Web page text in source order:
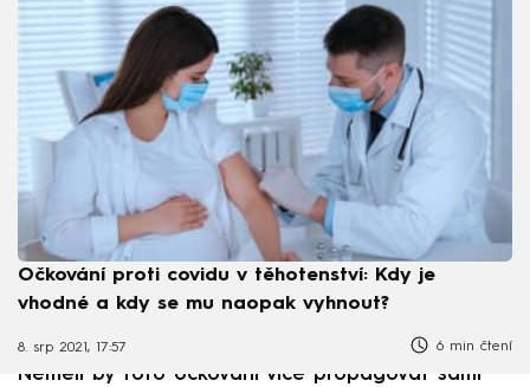
Očkování proti covidu v těhotenství: Kdy je
vhodné a kdy se mu naopak vyhnout?
8. srp 2021, 17:57 6 min čtení
Neměli by toto očkování více propagovat sami